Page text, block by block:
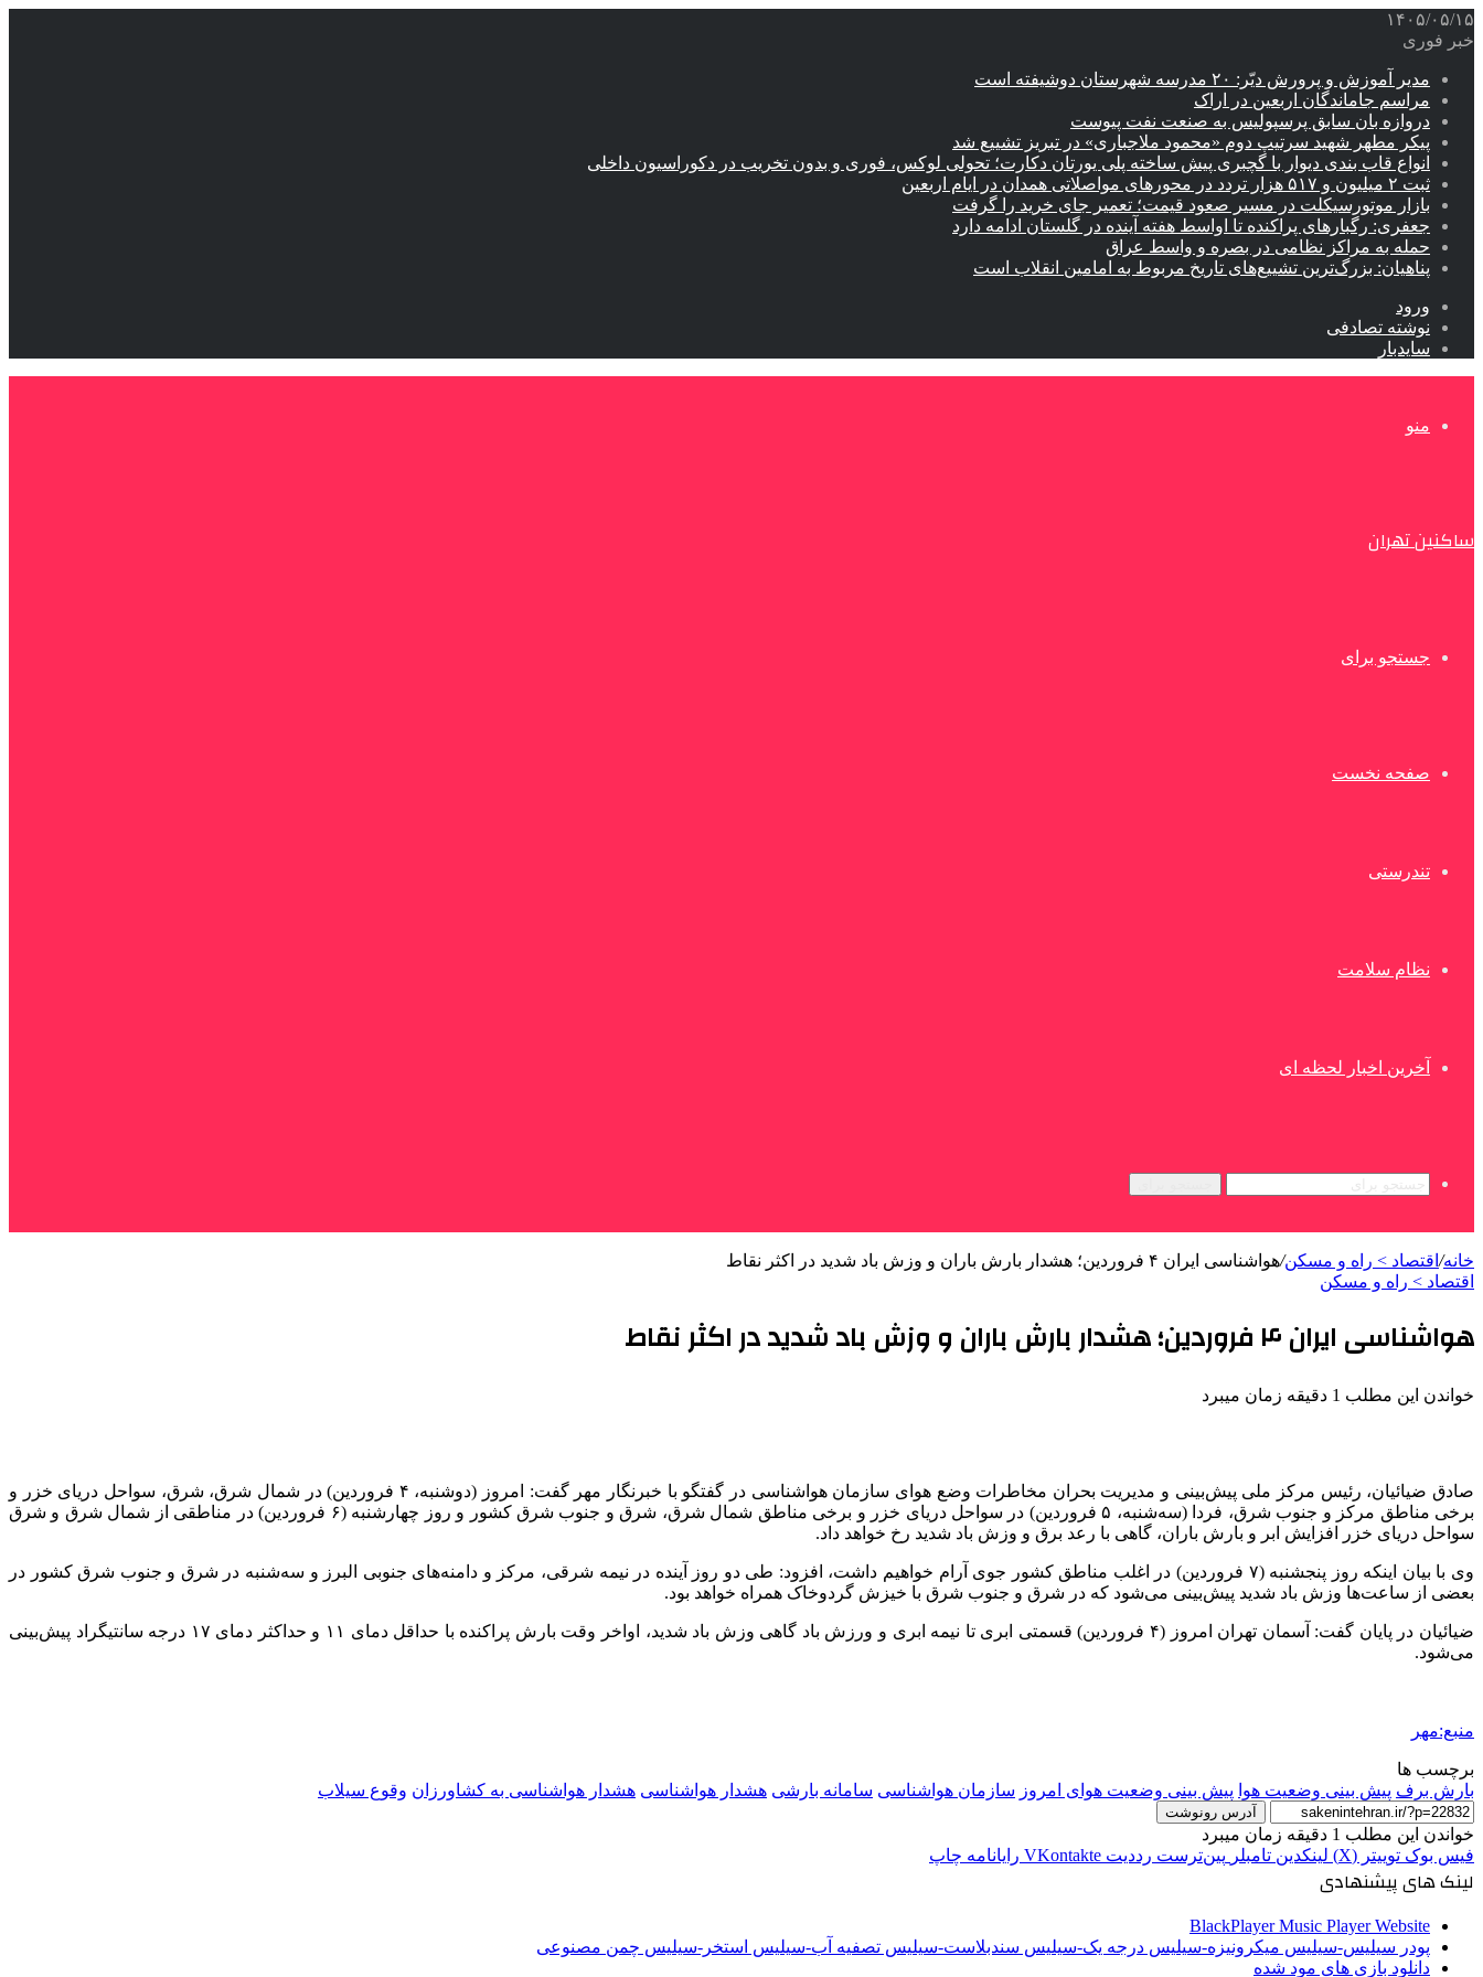
۱۴۰۵/۰۵/۱۵
خبر فوری
مدیر آموزش و پرورش دیّر: ۲۰ مدرسه شهرستان دوشیفته است
مراسم جاماندگان اربعین در اراک
دروازه بان سابق پرسپولیس به صنعت نفت پیوست
پیکر مطهر شهید سرتیپ دوم «محمود ملاجباری» در تبریز تشییع شد
انواع قاب بندی دیوار با گچبری پیش ساخته پلی یورتان دکارت؛ تحولی لوکس، فوری و بدون تخریب در دکوراسیون داخلی
ثبت ۲ میلیون و ۵۱۷ هزار تردد در محورهای مواصلاتی همدان در ایام اربعین
بازار موتورسیکلت در مسیر صعود قیمت؛ تعمیر جای خرید را گرفت
جعفری: رگبارهای پراکنده تا اواسط هفته آینده در گلستان ادامه دارد
حمله به مراکز نظامی در بصره و واسط عراق
پناهیان: بزرگ‌ترین تشییع‌های تاریخ مربوط به امامین انقلاب است
ورود
نوشته تصادفی
سایدبار
منو
ساکنین تهران
جستجو برای
صفحه نخست
تندرستی
نظام سلامت
آخرین اخبار لحظه ای
خانه/ اقتصاد > راه و مسکن/هواشناسی ایران ۴ فروردین؛ هشدار بارش باران و وزش باد شدید در اکثر نقاط
اقتصاد > راه و مسکن
هواشناسی ایران ۴ فروردین؛ هشدار بارش باران و وزش باد شدید در اکثر نقاط
خواندن این مطلب 1 دقیقه زمان میبرد
صادق ضیائیان، رئیس مرکز ملی پیش‌بینی و مدیریت بحران مخاطرات وضع هوای سازمان هواشناسی در گفتگو با خبرنگار مهر گفت: امروز (دوشنبه، ۴ فروردین‌) در شمال شرق، شرق، سواحل دریای خزر و
برخی مناطق مرکز و جنوب شرق، فردا (سه‌شنبه، ۵ فروردین) در سواحل دریای خزر و برخی مناطق شمال شرق، شرق و جنوب شرق کشور و روز چهارشنبه (۶ فروردین‌) در مناطقی از شمال شرق و شرق
سواحل دریای خزر افزایش ابر و بارش باران، گاهی با رعد برق و وزش باد شدید رخ خواهد داد.
وی با بیان اینکه روز پنجشنبه (۷ فروردین‌) در اغلب مناطق کشور جوی آرام خواهیم داشت، افزود: طی دو روز آینده در نیمه شرقی، مرکز و دامنه‌های جنوبی البرز و سه‌شنبه در شرق و جنوب شرق کشور در
بعضی از ساعت‌ها وزش باد شدید پیش‌بینی می‌شود که در شرق و جنوب شرق با خیزش گردوخاک همراه خواهد بود.
ضیائیان در پایان گفت: آسمان تهران امروز (۴ فروردین) قسمتی ابری تا نیمه ابری و ورزش باد گاهی وزش باد شدید، اواخر وقت بارش پراکنده با حداقل دمای ۱۱ و حداکثر دمای ۱۷ درجه سانتیگراد پیش‌بینی
می‌شود.
منبع:مهر
برچسب ها
بارش برف پیش بینی وضعیت هوا پیش بینی وضعیت هوای امروز سازمان هواشناسی سامانه بارشی هشدار هواشناسی هشدار هواشناسی به کشاورزان وقوع سیلاب
آدرس رونوشت
خواندن این مطلب 1 دقیقه زمان میبرد
فیس بوک توییتر (X) لینکدین ‫تامبلر ‫پین‌ترست ‫رددیت ‫VKontakte رایانامه چاپ
لینک های پیشنهادی
BlackPlayer Music Player Website
پودر سیلیس-سیلیس میکرونیزه-سیلیس درجه یک-سیلیس سندبلاست-سیلیس تصفیه آب-سیلیس استخر-سیلیس چمن مصنوعی
دانلود بازی های مود شده